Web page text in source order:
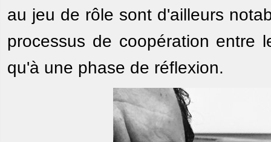
au jeu de rôle sont d'ailleurs
processus de coopération entre
qu'à une phase de réflexion.